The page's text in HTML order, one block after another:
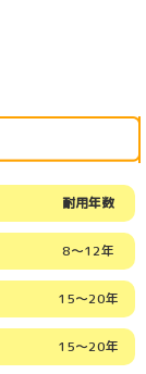
耐用年数
8～12年
15～20年
15～20年